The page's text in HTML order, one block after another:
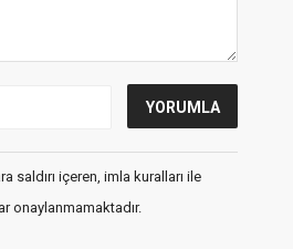
saldırı içeren, imla kuralları ile
onaylanmamaktadır.